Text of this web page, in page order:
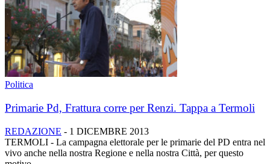
Politica
Primarie Pd, Frattura corre per Renzi. Tappa a Termoli
REDAZIONE - 1 DICEMBRE 2013
TERMOLI - La campagna elettorale per le primarie del PD entra nel
vivo anche nella nostra Regione e nella nostra Città, per questo